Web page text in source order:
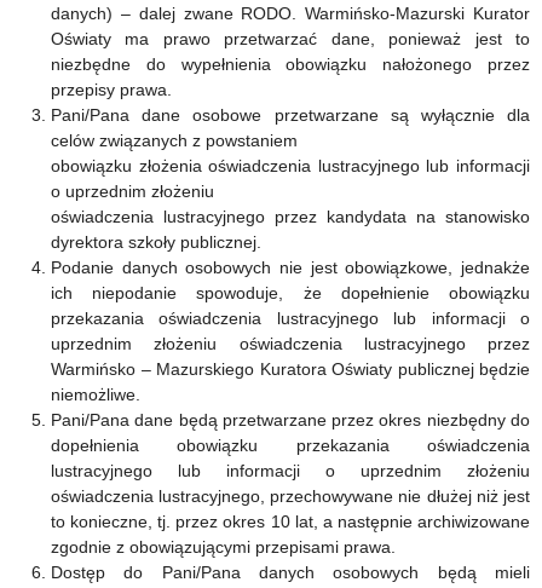
danych) – dalej zwane RODO. Warmińsko-Mazurski Kurator
Oświaty ma prawo przetwarzać dane, ponieważ jest to
niezbędne do wypełnienia obowiązku nałożonego przez
przepisy prawa.
Pani/Pana dane osobowe przetwarzane są wyłącznie dla
celów związanych z powstaniem
obowiązku złożenia oświadczenia lustracyjnego lub informacji
o uprzednim złożeniu
oświadczenia lustracyjnego przez kandydata na stanowisko
dyrektora szkoły publicznej.
Podanie danych osobowych nie jest obowiązkowe, jednakże
ich niepodanie spowoduje, że dopełnienie obowiązku
przekazania oświadczenia lustracyjnego lub informacji o
uprzednim złożeniu oświadczenia lustracyjnego przez
Warmińsko – Mazurskiego Kuratora Oświaty publicznej będzie
niemożliwe.
Pani/Pana dane będą przetwarzane przez okres niezbędny do
dopełnienia obowiązku przekazania oświadczenia
lustracyjnego lub informacji o uprzednim złożeniu
oświadczenia lustracyjnego, przechowywane nie dłużej niż jest
to konieczne, tj. przez okres 10 lat, a następnie archiwizowane
zgodnie z obowiązującymi przepisami prawa.
Dostęp do Pani/Pana danych osobowych będą mieli